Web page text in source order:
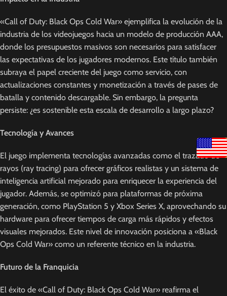
«Call of Duty: Black Ops Cold War» ejemplifica la evolución de la
industria de los videojuegos hacia un modelo de producción AAA,
donde los presupuestos masivos son necesarios para satisfacer
las expectativas de los jugadores modernos. Este título también
subraya el papel creciente del juego como servicio, con
actualizaciones constantes y monetización a través de pases de
batalla y contenido descargable. Sin embargo, la pregunta
persiste: ¿es sostenible esta escala de desarrollo a largo plazo?
Tecnología y Avances
El juego implementa tecnologías avanzadas como el trazado de
rayos (ray tracing) para ofrecer gráficos realistas y un sistema de
inteligencia artificial mejorado para enriquecer la experiencia del
jugador. Además, se optimizó para plataformas de próxima
generación, como PlayStation 5 y Xbox Series X, aprovechando su
hardware para ofrecer tiempos de carga más rápidos y efectos
visuales mejorados. Este nivel de innovación posiciona a «Black
Ops Cold War» como un referente técnico en la industria.
Futuro de la Franquicia
El éxito de «Call of Duty: Black Ops Cold War» reafirma el